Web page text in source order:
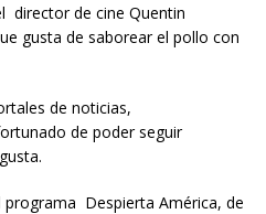
director de cine Quentin
gusta de saborear el pollo con
de noticias,
de poder seguir
programa Despierta América, de